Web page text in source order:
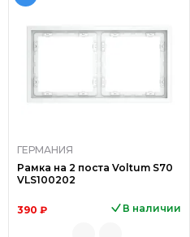
ГЕРМАНИЯ
Рамка на 2 поста Voltum S70
VLS100202
390 ₽ В наличии